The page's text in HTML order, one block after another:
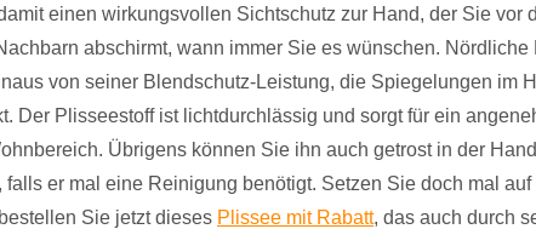
einen wirkungsvollen Sichtschutz zur Hand, der Sie vor
abschirmt, wann immer Sie es wünschen. Nördliche
von seiner Blendschutz-Leistung, die Spiegelungen im
Der Plisseestoff ist lichtdurchlässig und sorgt für ein
Übrigens können Sie ihn auch getrost in der
falls er mal eine Reinigung benötigt. Setzen Sie doch mal auf
Sie jetzt dieses Plissee mit Rabatt, das auch durch